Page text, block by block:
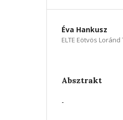
Éva Hankusz
ELTE Eötvös
Absztrakt
-